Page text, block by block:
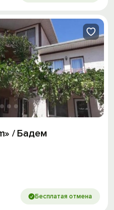
/ Бадем
Бесплатая отмена
−5%
почту и получи
бронирование!
сайт